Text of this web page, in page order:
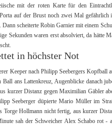
mit der roten Karte für den
auf der Brust noch zwei Mal
scheiterte Robin Garnier mit einem
Sekunden waren erst absolviert, da hätte
in höchster Not
Keeper nach Philipp Seebergers
Ball ans Lattenkreuz, Augenblicke danach
kurzer Distanz gegen Maximilian Gäbler
Seeberger düpierte Mario Müller im
Torge Hollmann nicht fertig, aus kurzer
sah der Schweicher Alex Schabo rot -